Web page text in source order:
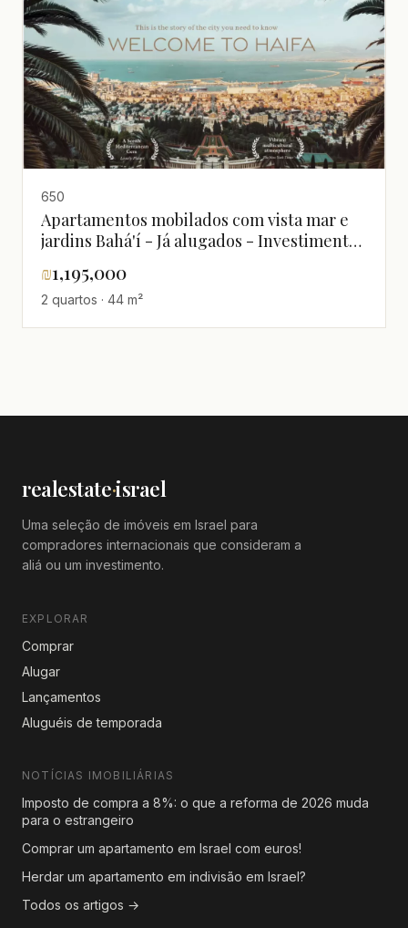
650
Apartamentos mobilados com vista mar e
jardins Bahá'í - Já alugados - Investimento
₪1,195,000
2 quartos · 44 m²
realestate·israel
Uma seleção de imóveis em Israel para
compradores internacionais que consideram a
aliá ou um investimento.
EXPLORAR
Comprar
Alugar
Lançamentos
Aluguéis de temporada
NOTÍCIAS IMOBILIÁRIAS
Imposto de compra a 8%: o que a reforma de 2026 muda
para o estrangeiro
Comprar um apartamento em Israel com euros!
Herdar um apartamento em indivisão em Israel?
Todos os artigos →